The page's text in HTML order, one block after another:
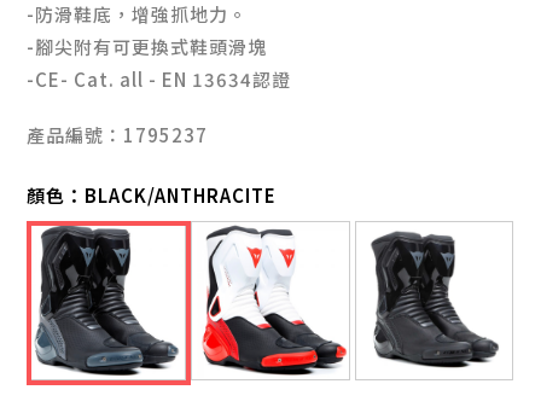
-防滑鞋底，增強抓地力。
-腳尖附有可更換式鞋頭滑塊
-CE- Cat. all - EN 13634認證
產品編號：1795237
顏色： BLACK/ANTHRACITE